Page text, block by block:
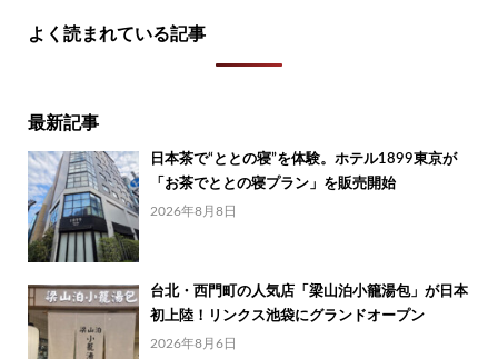
よく読まれている記事
最新記事
日本茶で“ととの寝”を体験。ホテル1899東京が
「お茶でととの寝プラン」を販売開始
2026年8月8日
台北・西門町の人気店「梁山泊小籠湯包」が日本
初上陸！リンクス池袋にグランドオープン
2026年8月6日